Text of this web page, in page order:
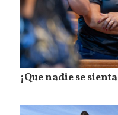
¡Que nadie se